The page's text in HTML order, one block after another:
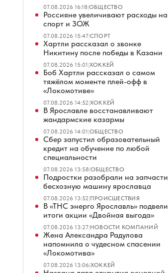
07.08.2026 16:18|ОБЩЕСТВО
Россияне увеличивают расходы на
спорт и ЗОЖ
07.08.2026 15:47|СПОРТ
Хартли рассказал о звонке
Никитину после победы в Казани
07.08.2026 15:01|ХОККЕЙ
Боб Хартли рассказал о самом
тяжёлом моменте плей-офф в
«Локомотиве»
07.08.2026 14:52|ХОККЕЙ
В Ярославле восстанавливают
жандармские казармы
07.08.2026 14:01|ОБЩЕСТВО
Сбер запустил образовательный
кредит на обучение по любой
специальности
07.08.2026 13:58|ОБЩЕСТВО
Подростки разобрали на запчасти
бесхозную машину ярославца
07.08.2026 13:52|ПРОИСШЕСТВИЯ
В «ТНС энерго Ярославль» подвели
итоги акции «Двойная выгода»
07.08.2026 13:27|НОВОСТИ КОМПАНИЙ
Жена Александра Радулова
напомнила о чудесном спасении
«Локомотива»
07.08.2026 13:06|ХОККЕЙ